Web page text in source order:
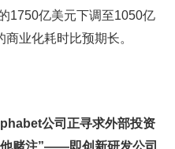
1750亿美元下调至1050亿
业化耗时比预期长。
公司正寻求外部投资
赌注”——即创新研发公司